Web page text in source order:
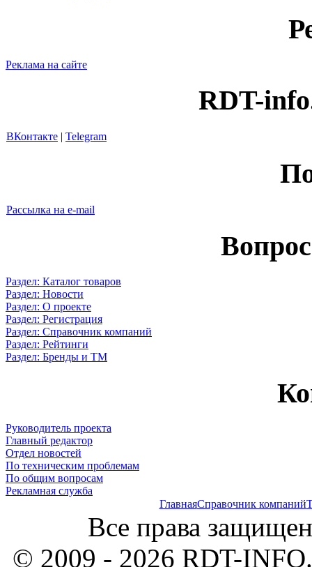
Реклама на сайте
RDT-
ВКонтакте | Telegram
Рассылка на e-mail
Раздел: Каталог товаров
Раздел: Новости
Раздел: О проекте
Раздел: Регистрация
Раздел: Справочник компаний
Раздел: Рейтинги
Раздел: Бренды и ТМ
Руководитель проекта
Главный редактор
Отдел новостей
По техническим проблемам
По общим вопросам
Рекламная служба
ГлавнаяСправочник компаний
Все права
© 2009 - 2026 RDT-